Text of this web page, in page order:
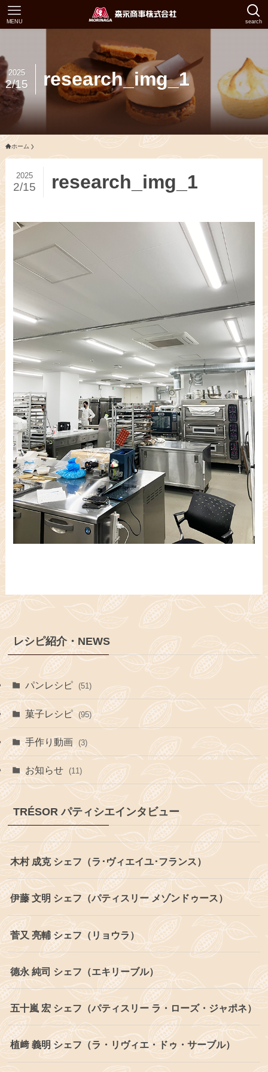
search
MENU
research_img_1
2025
2/15
ホーム
research_img_1
2025
2/15
レシピ紹介・NEWS
パンレシピ (51)
菓子レシピ (95)
手作り動画 (3)
お知らせ (11)
TRÉSOR パティシエインタビュー
木村 成克 シェフ（ラ･ヴィエイユ･フランス）
伊藤 文明 シェフ（パティスリー メゾンドゥース）
菅又 亮輔 シェフ（リョウラ）
德永 純司 シェフ（エキリーブル）
五十嵐 宏 シェフ（パティスリー ラ・ローズ・ジャポネ）
植﨑 義明 シェフ（ラ・リヴィエ・ドゥ・サーブル）